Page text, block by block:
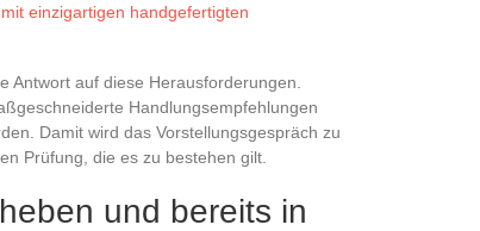
einzigartigen handgefertigten
Antwort auf diese Herausforderungen.
Handlungsempfehlungen
Damit wird das Vorstellungsgespräch zu
Prüfung, die es zu bestehen gilt.
und bereits in